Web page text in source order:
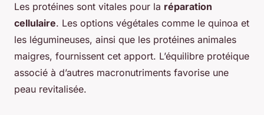
Les protéines sont vitales pour la réparation
cellulaire. Les options végétales comme le quinoa et
les légumineuses, ainsi que les protéines animales
maigres, fournissent cet apport. L’équilibre protéique
associé à d’autres macronutriments favorise une
peau revitalisée.